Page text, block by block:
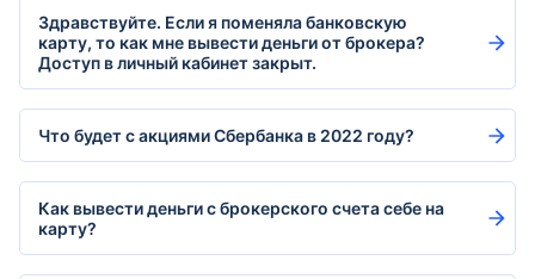
Здравствуйте. Если я поменяла банковскую
карту, то как мне вывести деньги от брокера?
Доступ в личный кабинет закрыт.
Что будет с акциями Сбербанка в 2022 году?
Как вывести деньги с брокерского счета себе на
карту?